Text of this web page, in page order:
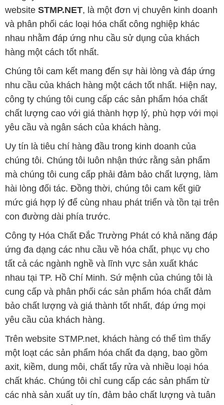
website STMP.NET, là một đơn vị chuyên kinh doanh
và phân phối các loại hóa chất công nghiệp khác
nhau nhằm đáp ứng nhu cầu sử dụng của khách
hàng một cách tốt nhất.
Chúng tôi cam kết mang đến sự hài lòng và đáp ứng
nhu cầu của khách hàng một cách tốt nhất. Hiện nay,
công ty chúng tôi cung cấp các sản phẩm hóa chất
chất lượng cao với giá thành hợp lý, phù hợp với mọi
yêu cầu và ngân sách của khách hàng.
Uy tín là tiêu chí hàng đầu trong kinh doanh của
chúng tôi. Chúng tôi luôn nhận thức rằng sản phẩm
mà chúng tôi cung cấp phải đảm bảo chất lượng, làm
hài lòng đối tác. Đồng thời, chúng tôi cam kết giữ
mức giá hợp lý để cùng nhau phát triển và tồn tại trên
con đường dài phía trước.
Công ty Hóa Chất Đắc Trường Phát có khả năng đáp
ứng đa dạng các nhu cầu về hóa chất, phục vụ cho
tất cả các ngành nghề và lĩnh vực sản xuất khác
nhau tại TP. Hồ Chí Minh. Sứ mệnh của chúng tôi là
cung cấp và phân phối các sản phẩm hóa chất đảm
bảo chất lượng và giá thành tốt nhất, đáp ứng mọi
yêu cầu của khách hàng.
Trên website STMP.net, khách hàng có thể tìm thấy
một loạt các sản phẩm hóa chất đa dạng, bao gồm
axit, kiềm, dung môi, chất tẩy rửa và nhiều loại hóa
chất khác. Chúng tôi chỉ cung cấp các sản phẩm từ
các nhà sản xuất uy tín, đảm bảo chất lượng và tuân